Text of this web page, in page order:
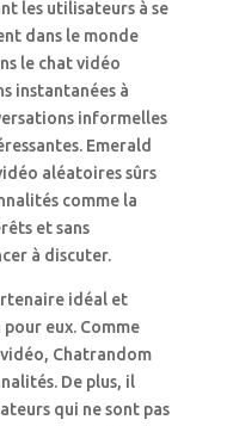
les utilisateurs à se
dans le monde
le chat vidéo
instantanées à
informelles
Emerald
aléatoires sûrs
comme la
et sans
à discuter.
idéal et
eux. Comme
Chatrandom
De plus, il
qui ne sont pas